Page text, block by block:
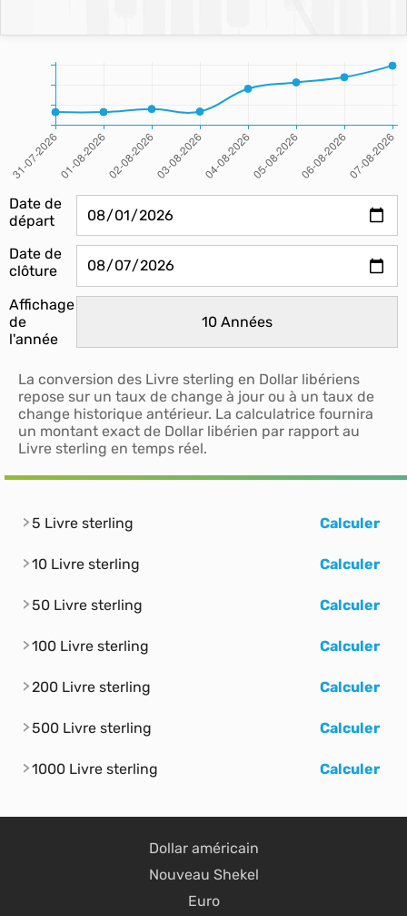
Date de
départ
Date de
clôture
Affichage
de
l'année
La conversion des Livre sterling en Dollar libériens
repose sur un taux de change à jour ou à un taux de
change historique antérieur. La calculatrice fournira
un montant exact de Dollar libérien par rapport au
Livre sterling en temps réel.
5 Livre sterling Calculer
10 Livre sterling Calculer
50 Livre sterling Calculer
100 Livre sterling Calculer
200 Livre sterling Calculer
500 Livre sterling Calculer
1000 Livre sterling Calculer
Dollar américain
Nouveau Shekel
Euro